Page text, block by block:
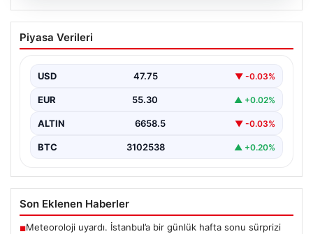
07.08.2026
TCMB’nin Nisan toplantısı ne zaman?
Ekonomistlerin faiz beklentileri
Türkiye Cumhuriyet Merkez Bankası Para Politikası
Piyasa Verileri
USD 47.75 ▼ -0.03%
EUR 55.30 ▲ +0.02%
ALTIN 6658.5 ▼ -0.03%
BTC 3102538 ▲ +0.20%
Son Eklenen Haberler
■Meteoroloji uyardı. İstanbul’a bir günlük hafta sonu sürprizi